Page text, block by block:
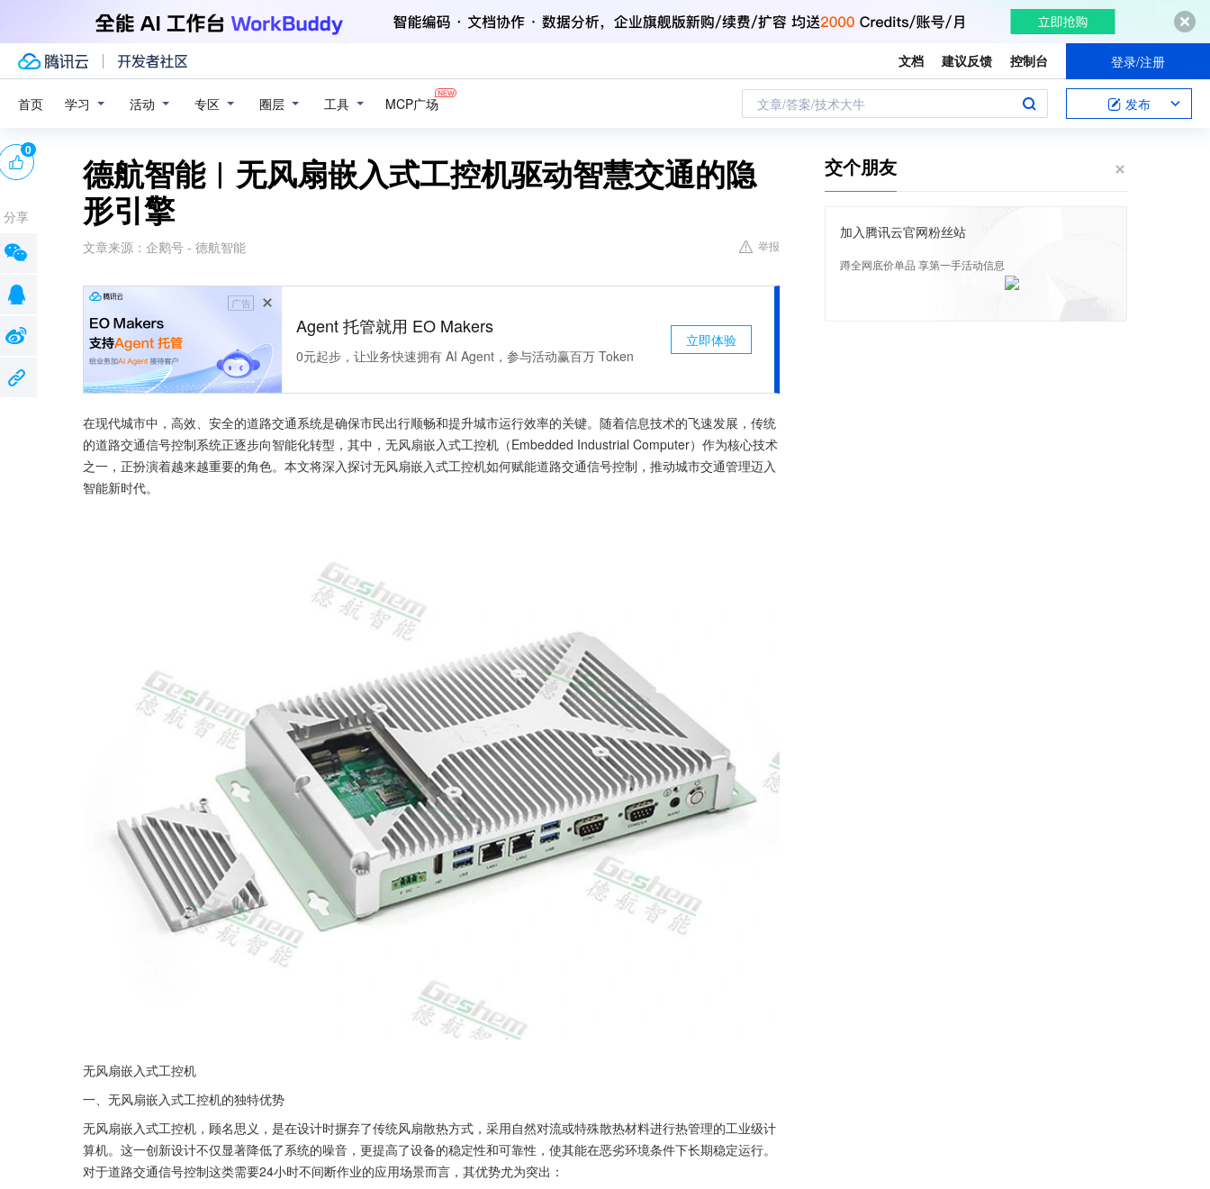
文档 建议反馈 控制台 登录/注册
首页 学习 活动 专区 圈层 工具 MCP广场 文章/答案/技术大牛 发布
德航智能︱无风扇嵌入式工控机驱动智慧交通的隐
形引擎
文章来源： 企鹅号 - 德航智能 举报
广告
Agent 托管就用 EO Makers
0元起步，让业务快速拥有 AI Agent，参与活动赢百万 Token
立即体验
在现代城市中，高效、安全的道路交通系统是确保市民出行顺畅和提升城市运行效率的关键。随着信息技术的飞速发展，传统
的道路交通信号控制系统正逐步向智能化转型，其中，无风扇嵌入式工控机（Embedded Industrial Computer）作为核心技术
之一，正扮演着越来越重要的角色。本文将深入探讨无风扇嵌入式工控机如何赋能道路交通信号控制，推动城市交通管理迈入
智能新时代。
无风扇嵌入式工控机
一、无风扇嵌入式工控机的独特优势
无风扇嵌入式工控机，顾名思义，是在设计时摒弃了传统风扇散热方式，采用自然对流或特殊散热材料进行热管理的工业级计
算机。这一创新设计不仅显著降低了系统的噪音，更提高了设备的稳定性和可靠性，使其能在恶劣环境条件下长期稳定运行。
对于道路交通信号控制这类需要24小时不间断作业的应用场景而言，其优势尤为突出：
0
分享
交个朋友
加入腾讯云官网粉丝站
蹲全网底价单品 享第一手活动信息